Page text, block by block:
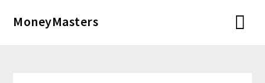
MoneyMasters